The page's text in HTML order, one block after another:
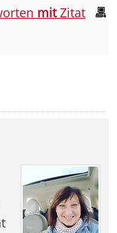
mitZitat